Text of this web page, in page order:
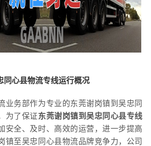
同心县物流专线运行概况
业务部作为专业的东莞谢岗镇到吴忠同
为了保证东莞谢岗镇到吴忠同心县专线
安全、及时、高效的运营，进一步提高
镇至吴忠同心县物流品牌竞争力，公司